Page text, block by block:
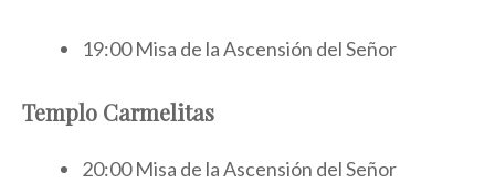
19:00 Misa de la Ascensión del Señor
Templo Carmelitas
20:00 Misa de la Ascensión del Señor